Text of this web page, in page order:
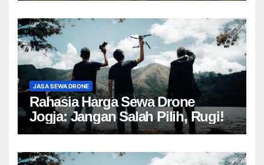
JASA SEWA DRONE
Rahasia Harga Sewa Drone
Jogja: Jangan Salah Pilih, Rugi!